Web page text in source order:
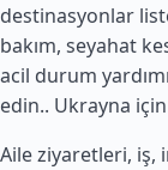
destinasyonlar
bakım, seyahat
acil durum
edin.. Ukrayna için
Aile ziyaretleri, iş,